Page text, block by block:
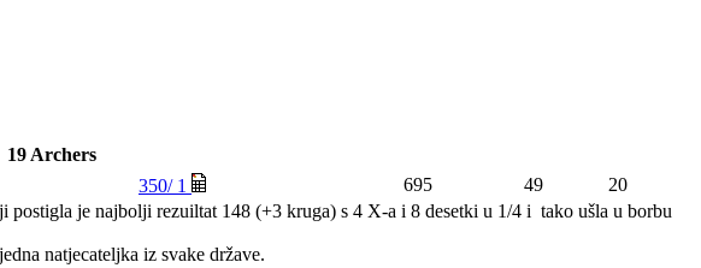
Archers
350/ 1 695 49
20
je najbolji rezuiltat 148 (+3 kruga) s 4 X-a i 8 desetki u 1/4 i tako ušla u borbu
natjecateljka iz svake države.